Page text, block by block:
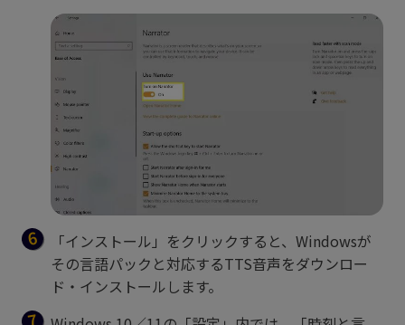
「インストール」をクリックすると、Windowsが
その言語パックと対応するTTS音声をダウンロー
ド・インストールします。